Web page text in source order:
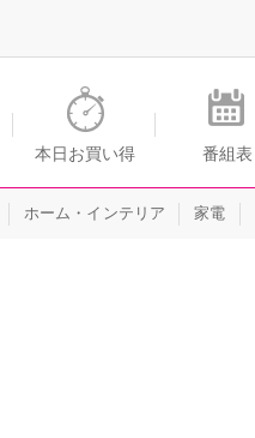
ショップチャンネル
本日お買い得 番組表
ホーム・インテリア 家電